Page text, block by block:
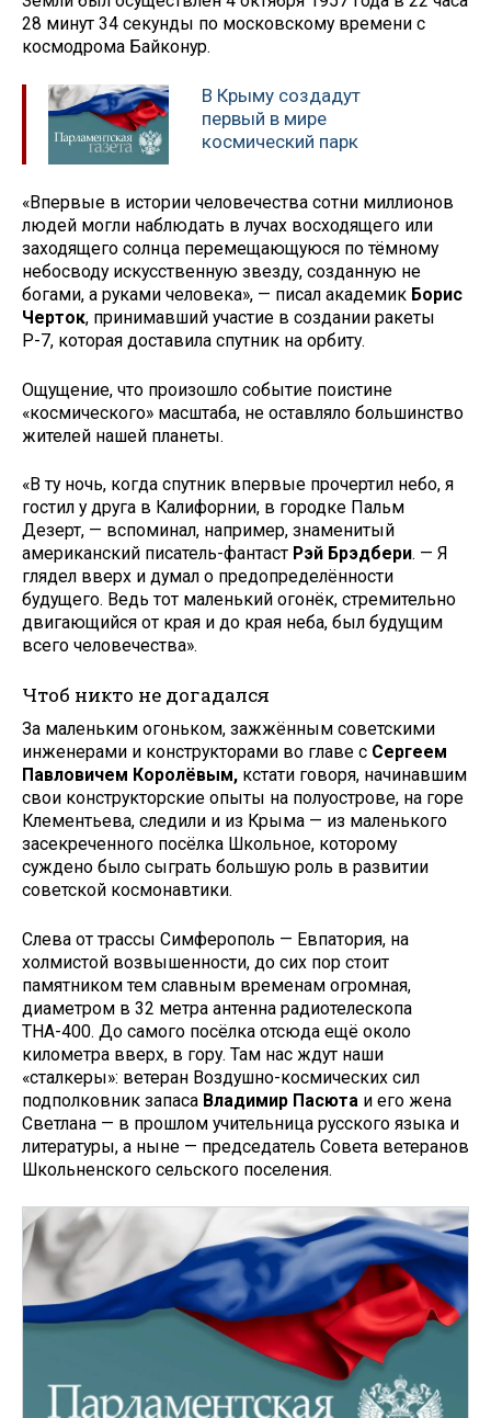
28 минут 34 секунды по московскому времени с
космодрома Байконур.
В Крыму создадут
первый в мире
космический парк
«Впервые в истории человечества сотни миллионов
людей могли наблюдать в лучах восходящего или
заходящего солнца перемещающуюся по тёмному
небосводу искусственную звезду, созданную не
богами, а руками человека», — писал академик Борис
Черток, принимавший участие в создании ракеты
Р-7, которая доставила спутник на орбиту.
Ощущение, что произошло событие поистине
«космического» масштаба, не оставляло большинство
жителей нашей планеты.
«В ту ночь, когда спутник впервые прочертил небо, я
гостил у друга в Калифорнии, в городке Пальм
Дезерт, — вспоминал, например, знаменитый
американский писатель-фантаст Рэй Брэдбери. — Я
глядел вверх и думал о предопределённости
будущего. Ведь тот маленький огонёк, стремительно
двигающийся от края и до края неба, был будущим
всего человечества».
Чтоб никто не догадался
За маленьким огоньком, зажжённым советскими
инженерами и конструкторами во главе с Сергеем
Павловичем Королёвым, кстати говоря, начинавшим
свои конструкторские опыты на полуострове, на горе
Клементьева, следили и из Крыма — из маленького
засекреченного посёлка Школьное, которому
суждено было сыграть большую роль в развитии
советской космонавтики.
Слева от трассы Симферополь — Евпатория, на
холмистой возвышенности, до сих пор стоит
памятником тем славным временам огромная,
диаметром в 32 метра антенна радиотелескопа
ТНА-400. До самого посёлка отсюда ещё около
километра вверх, в гору. Там нас ждут наши
«сталкеры»: ветеран Воздушно-космических сил
подполковник запаса Владимир Пасюта и его жена
Светлана — в прошлом учительница русского языка и
литературы, а ныне — председатель Совета ветеранов
Школьненского сельского поселения.